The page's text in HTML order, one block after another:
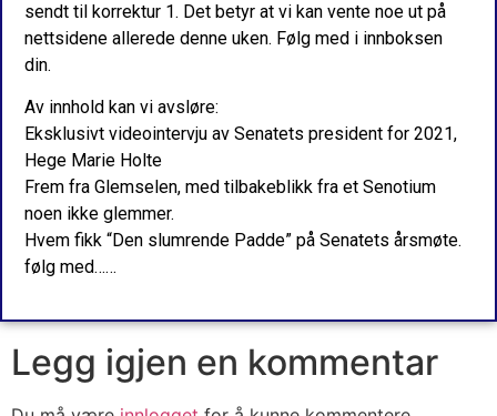
sendt til korrektur 1. Det betyr at vi kan vente noe ut på
nettsidene allerede denne uken. Følg med i innboksen
din.
Av innhold kan vi avsløre:
Eksklusivt videointervju av Senatets president for 2021,
Hege Marie Holte
Frem fra Glemselen, med tilbakeblikk fra et Senotium
noen ikke glemmer.
Hvem fikk “Den slumrende Padde” på Senatets årsmøte.
følg med……
Legg igjen en kommentar